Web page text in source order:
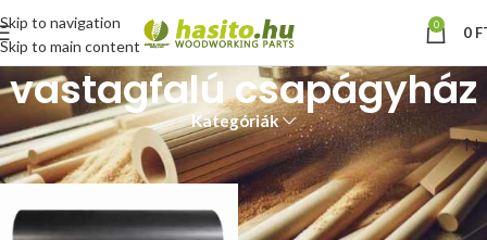
Skip to navigation
Skip to main content
0 0
vastagfalú csapágyház
Kategóriák
Kezdőlap “vastagfalú csapágyház” címkével rendelkező termékek